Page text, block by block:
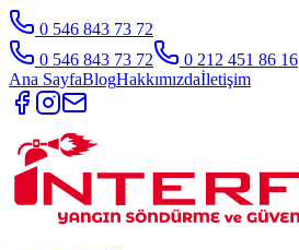
0 546 843 73 72
0 546 843 73 72
0 212 451 86 16
Ana SayfaBlogHakkımızdaİletişim